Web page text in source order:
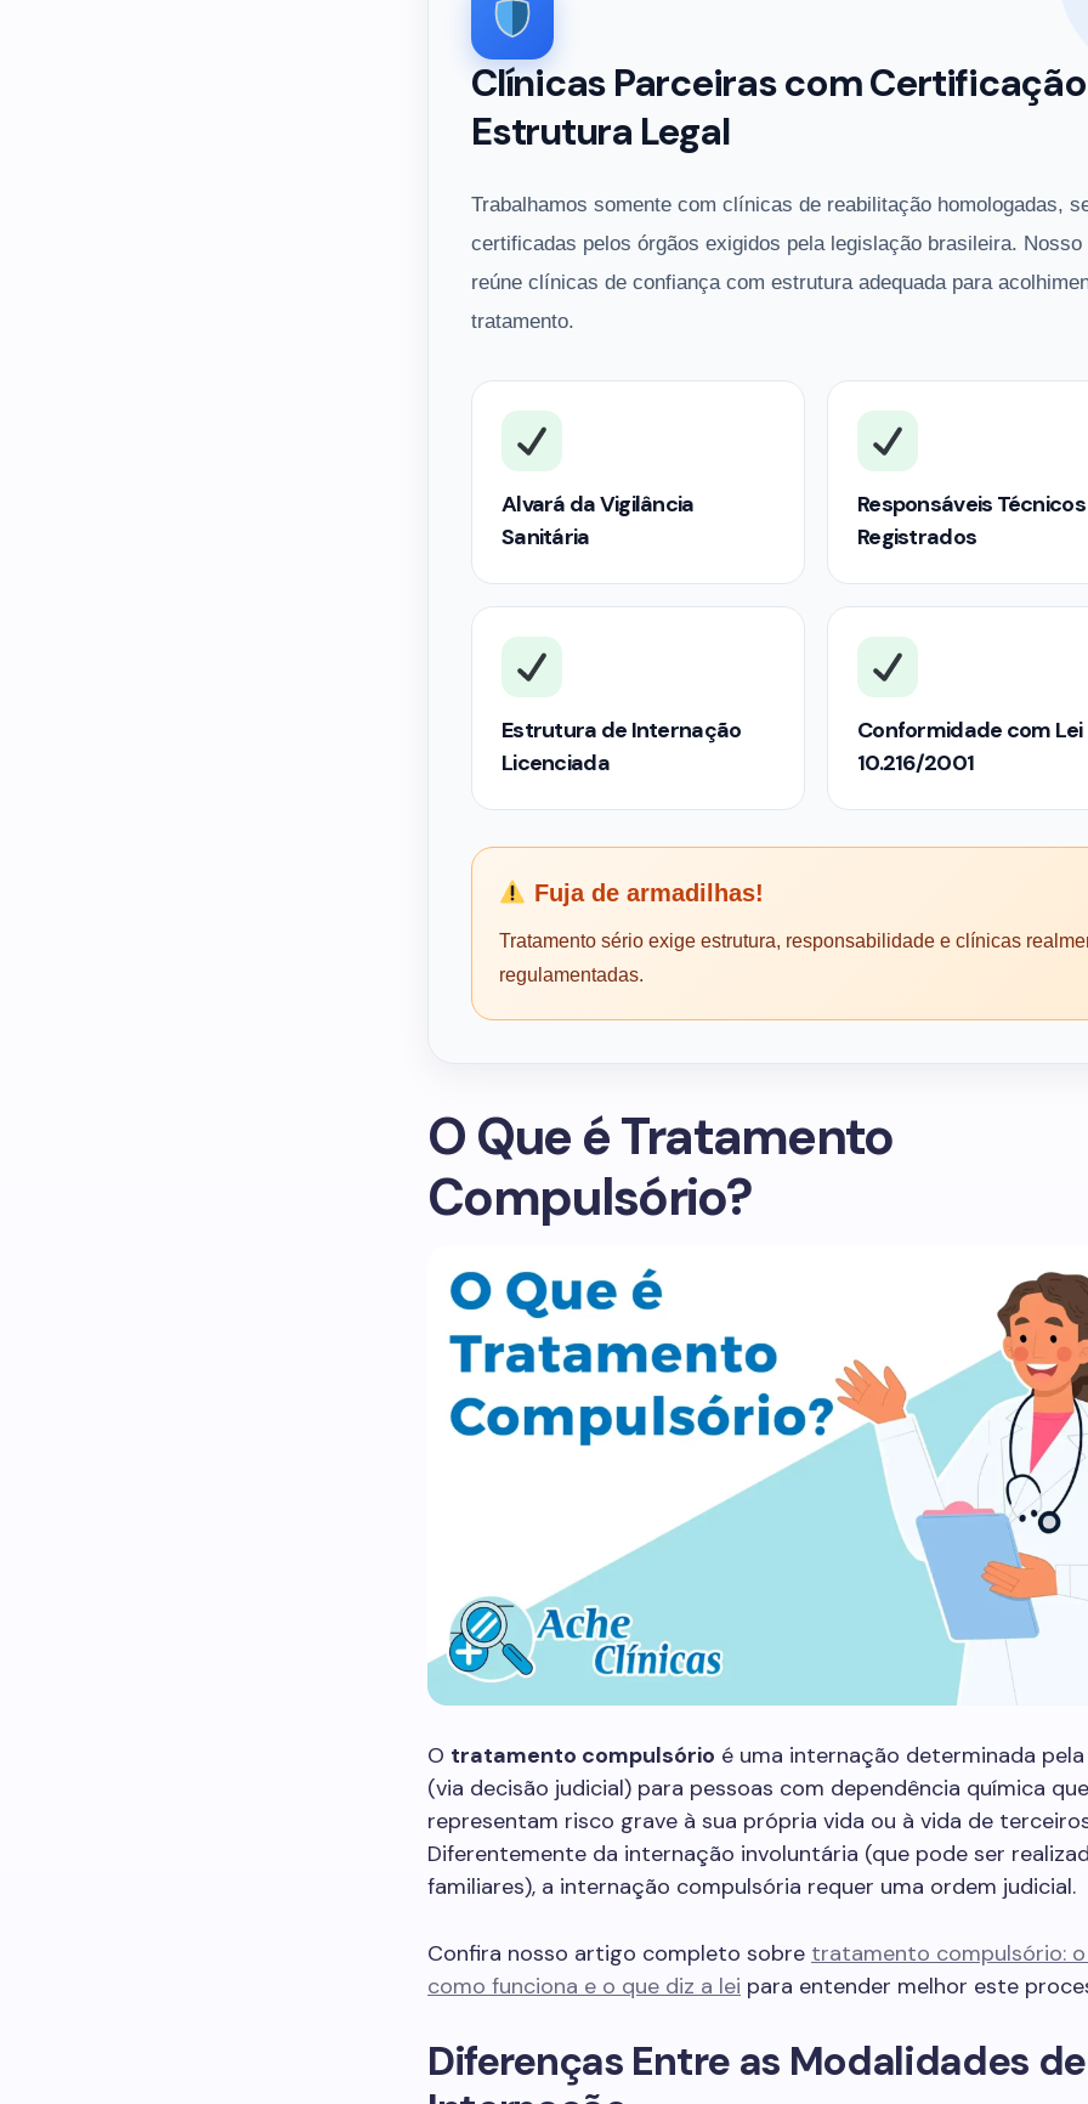
Clínicas Parceiras com
Estrutura Legal
Trabalhamos somente com clínicas de reabilitação homologadas,
certificadas pelos órgãos exigidos pela legislação brasileira. Nosso
reúne clínicas de confiança com estrutura adequada para
tratamento.
Alvará da Vigilância
Sanitária
Responsáveis Técnicos
Registrados
Estrutura de Internação
Licenciada
Conformidade com Lei
10.216/2001
Fuja de armadilhas!
Tratamento sério exige estrutura, responsabilidade e clínicas
regulamentadas.
O Que é Tratamento
Compulsório?
O tratamento compulsório é uma internação determinada
(via decisão judicial) para pessoas com dependência química que
representam risco grave à sua própria vida ou à vida de
Diferentemente da internação involuntária (que pode ser
familiares), a internação compulsória requer uma ordem judicial.
Confira nosso artigo completo sobre tratamento compulsório: o
como funciona e o que diz a lei para entender melhor este
Diferenças Entre as Modalidades de